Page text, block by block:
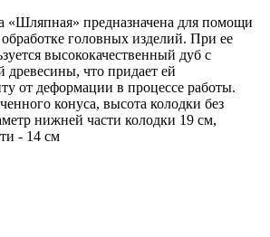
«Шляпная» предназначена для помощи
головных изделий. При ее
высококачественный дуб с
древесины, что придает ей
от деформации в процессе работы.
конуса, высота колодки без
нижней части колодки 19 см,
- 14 см